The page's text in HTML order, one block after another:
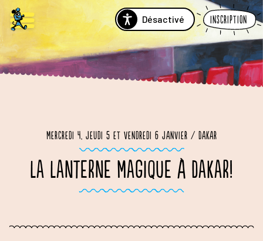
Désactivé Inscription
Mercredi 4, jeudi 5 et vendredi 6 janvier / Dakar
LA LANTERNE MAGIQUE À DAKAR!